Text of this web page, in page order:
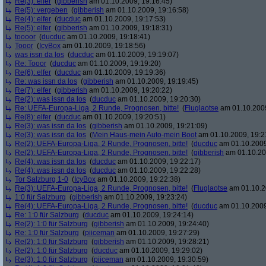
Re(5): vergeben (gibberish am 01.10.2009, 19:16:58)
Re(4): elfer (ducduc am 01.10.2009, 19:17:53)
Re(5): elfer (gibberish am 01.10.2009, 19:18:31)
toooor (ducduc am 01.10.2009, 19:18:41)
Tooor ( IcyBox am 01.10.2009, 19:18:56)
was issn da los (ducduc am 01.10.2009, 19:19:07)
Re: Tooor (ducduc am 01.10.2009, 19:19:20)
Re(6): elfer (ducduc am 01.10.2009, 19:19:36)
Re: was issn da los (gibberish am 01.10.2009, 19:19:45)
Re(7): elfer (gibberish am 01.10.2009, 19:20:22)
Re(2): was issn da los (ducduc am 01.10.2009, 19:20:30)
Re: UEFA-Europa-Liga, 2 Runde, Prognosen, bitte! (Fluglaotse am
Re(8): elfer (ducduc am 01.10.2009, 19:20:51)
Re(3): was issn da los (gibberish am 01.10.2009, 19:21:09)
Re(3): was issn da los (Mein Haus-mein Auto-mein Boot am 01.10.2009,
Re(2): UEFA-Europa-Liga, 2 Runde, Prognosen, bitte! (ducduc am
Re(2): UEFA-Europa-Liga, 2 Runde, Prognosen, bitte! (gibberish am
Re(4): was issn da los (ducduc am 01.10.2009, 19:22:17)
Re(4): was issn da los (ducduc am 01.10.2009, 19:22:28)
Tor Salzburg 1-0 ( IcyBox am 01.10.2009, 19:22:38)
Re(3): UEFA-Europa-Liga, 2 Runde, Prognosen, bitte! (Fluglaotse am
1:0 für Salzburg (gibberish am 01.10.2009, 19:23:24)
Re(4): UEFA-Europa-Liga, 2 Runde, Prognosen, bitte! (ducduc am
Re: 1:0 für Salzburg (ducduc am 01.10.2009, 19:24:14)
Re(2): 1:0 für Salzburg (gibberish am 01.10.2009, 19:24:40)
Re: 1:0 für Salzburg (piiceman am 01.10.2009, 19:27:29)
Re(2): 1:0 für Salzburg (gibberish am 01.10.2009, 19:28:21)
Re(2): 1:0 für Salzburg (ducduc am 01.10.2009, 19:29:02)
Re(3): 1:0 für Salzburg (piiceman am 01.10.2009, 19:30:59)